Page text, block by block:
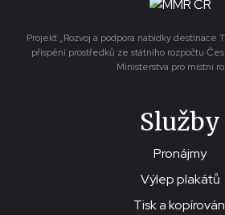
Projekt „Rozvoj a podpora nabídky destinace
přispění prostředků ze státního rozpočtu
Ministerstva pro místní
Služby
Pronájmy
Výlep plakátů
Tisk a